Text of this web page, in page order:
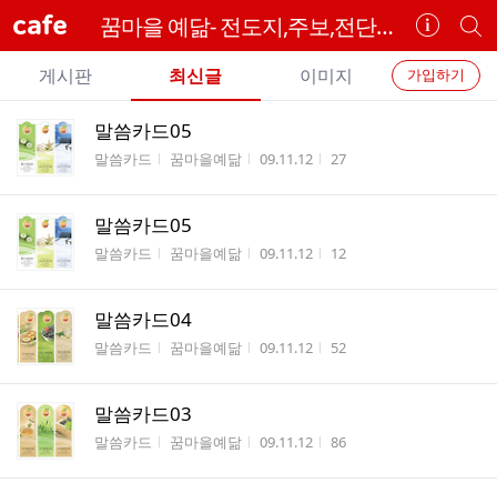
cafe 꿈마을 예닮- 전도지,주보,전단,행사용품 제작
카
페
정
보
개
별
카
페
카
페
메
뉴
가입하기
게시판 최신글 이미지
전
체
리
말씀카드05
게시판명
말씀카드 작성자
꿈마을예닮 작성시간
09.11.12 조회수
27
말씀카드05
게시판명
말씀카드 작성자
꿈마을예닮 작성시간
09.11.12 조회수
12
말씀카드04
게시판명
말씀카드 작성자
꿈마을예닮 작성시간
09.11.12 조회수
52
말씀카드03
게시판명
말씀카드 작성자
꿈마을예닮 작성시간
09.11.12 조회수
86